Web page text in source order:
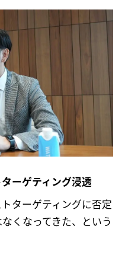
ーゲティング浸透
ターゲティングに否定
くなってきた、という